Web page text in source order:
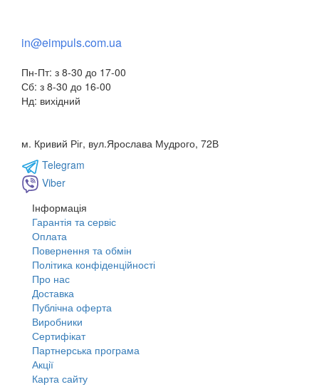
in@eimpuls.com.ua
Пн-Пт: з 8-30 до 17-00
Сб: з 8-30 до 16-00
Нд: вихідний
м. Кривий Ріг, вул.Ярослава Мудрого, 72В
Telegram
Viber
Інформація
Гарантія та сервіс
Оплата
Повернення та обмін
Політика конфіденційності
Про нас
Доставка
Публічна оферта
Виробники
Сертифікат
Партнерська програма
Акції
Карта сайту